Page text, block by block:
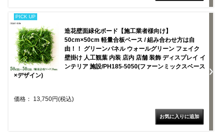
PICK UP
造花壁面緑化ボード【施工業者様向け】
50cm×50cm 軽量合板ベース / 組み合わせ方は自
由！！ グリーンパネル ウォールグリーン フェイク
壁掛け 人工観葉 内装 店内 店舗 装飾 ディスプレイ イ
ンテリア 施設/PH185-5050(ファーンミックスベース
×デザイン)
価格： 13,750円(税込)